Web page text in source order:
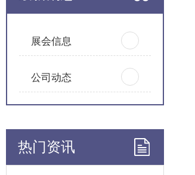
展会信息
公司动态
热门资讯